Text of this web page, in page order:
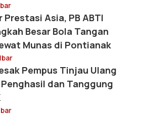
Prestasi Asia, PB ABTI
Besar Bola Tangan
Munas di Pontianak
Pempus Tinjau Ulang
Penghasil dan Tanggung